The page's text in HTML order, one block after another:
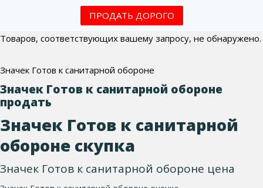
ПРОДАТЬ ДОРОГО
Товаров, соответствующих вашему запросу, не обнаружено.
Значек Готов к санитарной обороне
Значек Готов к санитарной обороне
продать
Значек Готов к санитарной
обороне скупка
Значек Готов к санитарной обороне цена